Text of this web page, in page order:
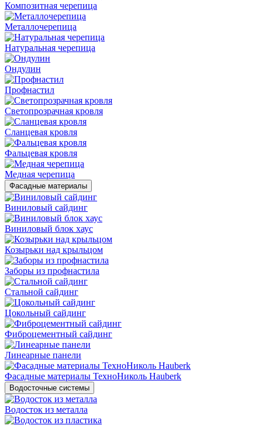
Композитная черепица
Металлочерепица
Натуральная черепица
Ондулин
Профнастил
Светопрозрачная кровля
Сланцевая кровля
Фальцевая кровля
Медная черепица
Фасадные материалы
Виниловый сайдинг
Виниловый блок хаус
Козырьки над крыльцом
Заборы из профнастила
Стальной сайдинг
Цокольный сайдинг
Фиброцементный сайдинг
Линеарные панели
Фасадные материалы ТехноНиколь Hauberk
Водосточные системы
Водосток из металла